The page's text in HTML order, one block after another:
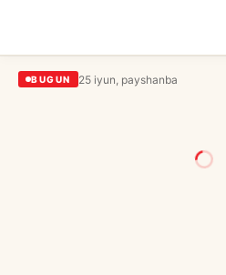
BUGUN 25 iyun, payshanba